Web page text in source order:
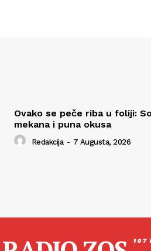
Ovako se peče riba u foliji:
mekana i puna okusa
Redakcija - 7 Augusta, 2026
107